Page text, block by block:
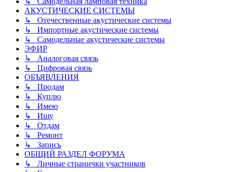
АКУСТИЧЕСКИЕ СИСТЕМЫ
↳ Отечественные акустические системы
↳ Импортные акустические системы
↳ Самодельные акустические системы
ЭФИР
↳ Аналоговая связь
↳ Цифровая связь
ОБЪЯВЛЕНИЯ
↳ Продам
↳ Куплю
↳ Имею
↳ Ищу
↳ Отдам
↳ Ремонт
↳ Запись
ОБЩИЙ РАЗДЕЛ ФОРУМА
↳ Личные странички участников